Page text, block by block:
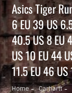
Asics Tiger
6 EU 39 US
40.5 US 8 EU
US 10 EU 44
11.5 EU 46
Home
Carhartt